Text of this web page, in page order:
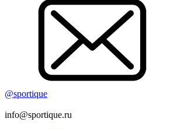
@sportique
info@sportique.ru